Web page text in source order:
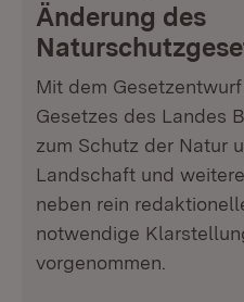
Änderung des
Mit dem
Gesetzes des Landes
zum Schutz der Natur
Landschaft und
neben rein
notwendige
vorgenommen.